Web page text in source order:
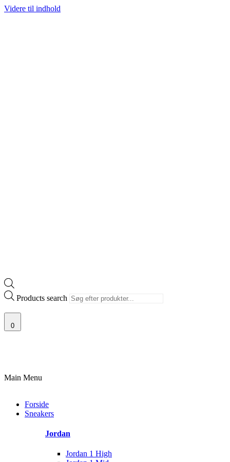
Videre til indhold
Products search
0
Main Menu
Forside
Sneakers
Jordan
Jordan 1 High